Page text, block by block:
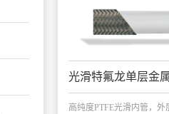
高纯度PTFE光滑内管，外